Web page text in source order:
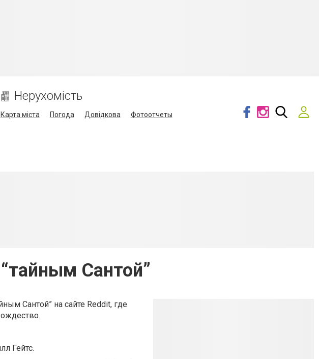
Нерухомість
Карта міста Погода Довідкова
Фотоотчеты
Сантой”
Сантой” на сайте Reddit, где
Гейтс.